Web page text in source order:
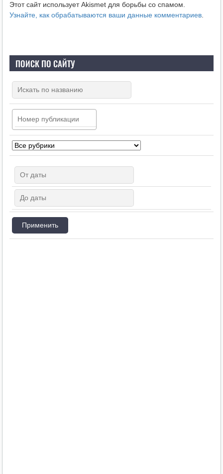
Этот сайт использует Akismet для борьбы со спамом.
Узнайте, как обрабатываются ваши данные комментариев.
ПОИСК ПО САЙТУ